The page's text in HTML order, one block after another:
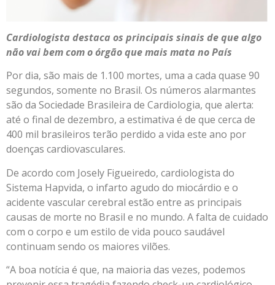
Cardiologista destaca os principais sinais de que algo
não vai bem com o órgão que mais mata no País
Por dia, são mais de 1.100 mortes, uma a cada quase 90
segundos, somente no Brasil. Os números alarmantes
são da Sociedade Brasileira de Cardiologia, que alerta:
até o final de dezembro, a estimativa é de que cerca de
400 mil brasileiros terão perdido a vida este ano por
doenças cardiovasculares.
De acordo com Josely Figueiredo, cardiologista do
Sistema Hapvida, o infarto agudo do miocárdio e o
acidente vascular cerebral estão entre as principais
causas de morte no Brasil e no mundo. A falta de cuidado
com o corpo e um estilo de vida pouco saudável
continuam sendo os maiores vilões.
“A boa notícia é que, na maioria das vezes, podemos